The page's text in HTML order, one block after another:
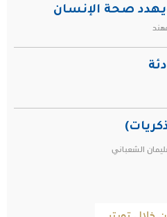
صحة الإنسان
الشعباني